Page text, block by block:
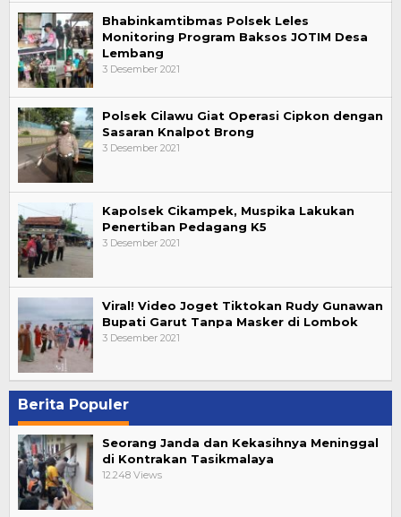
Bhabinkamtibmas Polsek Leles
Monitoring Program Baksos JOTIM Desa
Lembang
3 Desember 2021
Polsek Cilawu Giat Operasi Cipkon dengan
Sasaran Knalpot Brong
3 Desember 2021
Kapolsek Cikampek, Muspika Lakukan
Penertiban Pedagang K5
3 Desember 2021
Viral! Video Joget Tiktokan Rudy Gunawan
Bupati Garut Tanpa Masker di Lombok
3 Desember 2021
Berita Populer
Seorang Janda dan Kekasihnya Meninggal
di Kontrakan Tasikmalaya
12.248 Views